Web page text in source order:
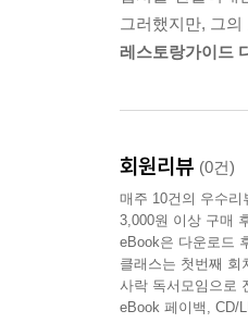
그러했지만, 그
레스토랑가이드
회원리뷰 (0건)
매주 10건의 우수
3,000원 이상 구매
eBook은 다운로드
클래스는 첫번째 회
사락 독서모임으로
eBook 페이백, CD/